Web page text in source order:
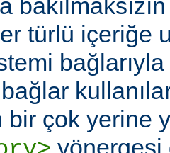
türlü içeriğe
bir çok yerine
yönergesi